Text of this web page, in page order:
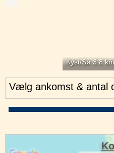
Kyst/Sø 3,8 km
Vælg ankomst & antal